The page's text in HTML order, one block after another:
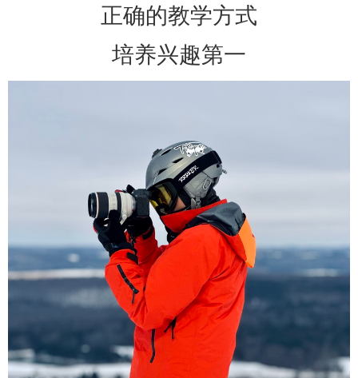
正确的教学方式
培养兴趣第一